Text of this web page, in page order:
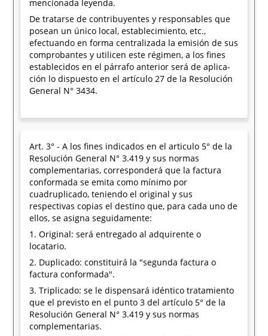
mencionada leyenda.
De tratarse de contribuyentes y responsables que
posean un único local, establecimiento, etc.,
efectuando en forma centralizada la emisión de sus
comprobantes y utilicen este régimen, a los fines
establecidos en el párrafo anterior será de aplica-
ción lo dispuesto en el artículo 27 de la Resolución
General N° 3434.
Art. 3° - A los fines indicados en el articulo 5° de la
Resolución General N° 3.419 y sus normas
complementarias, corresponderá que la factura
conformada se emita como mínimo por
cuadruplicado, teniendo el original y sus
respectivas copias el destino que, para cada uno de
ellos, se asigna seguidamente:
1. Original: será entregado al adquirente o
locatario.
2. Duplicado: constituirá la "segunda factura o
factura conformada".
3. Triplicado: se le dispensará idéntico tratamiento
que el previsto en el punto 3 del artículo 5° de la
Resolución General N° 3.419 y sus normas
complementarias.